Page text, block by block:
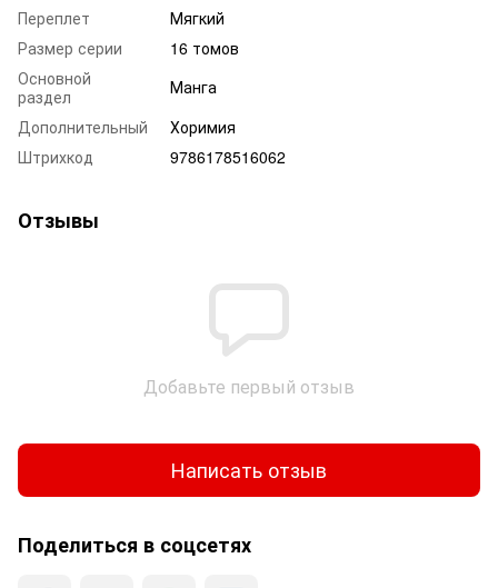
Переплет
Мягкий
Размер серии
16 томов
Основной
раздел
Манга
Дополнительный
Хоримия
Штрихкод
9786178516062
Отзывы
Добавьте первый отзыв
Написать отзыв
Поделиться в соцсетях